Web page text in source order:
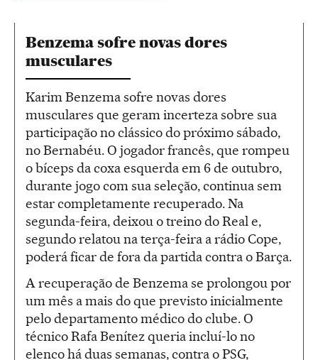
Benzema sofre novas dores
musculares
Karim Benzema sofre novas dores
musculares que geram incerteza sobre sua
participação no clássico do próximo sábado,
no Bernabéu. O jogador francês, que rompeu
o bíceps da coxa esquerda em 6 de outubro,
durante jogo com sua seleção, continua sem
estar completamente recuperado. Na
segunda-feira, deixou o treino do Real e,
segundo relatou na terça-feira a rádio Cope,
poderá ficar de fora da partida contra o Barça.
A recuperação de Benzema se prolongou por
um mês a mais do que previsto inicialmente
pelo departamento médico do clube. O
técnico Rafa Benítez queria incluí-lo no
elenco há duas semanas, contra o PSG,